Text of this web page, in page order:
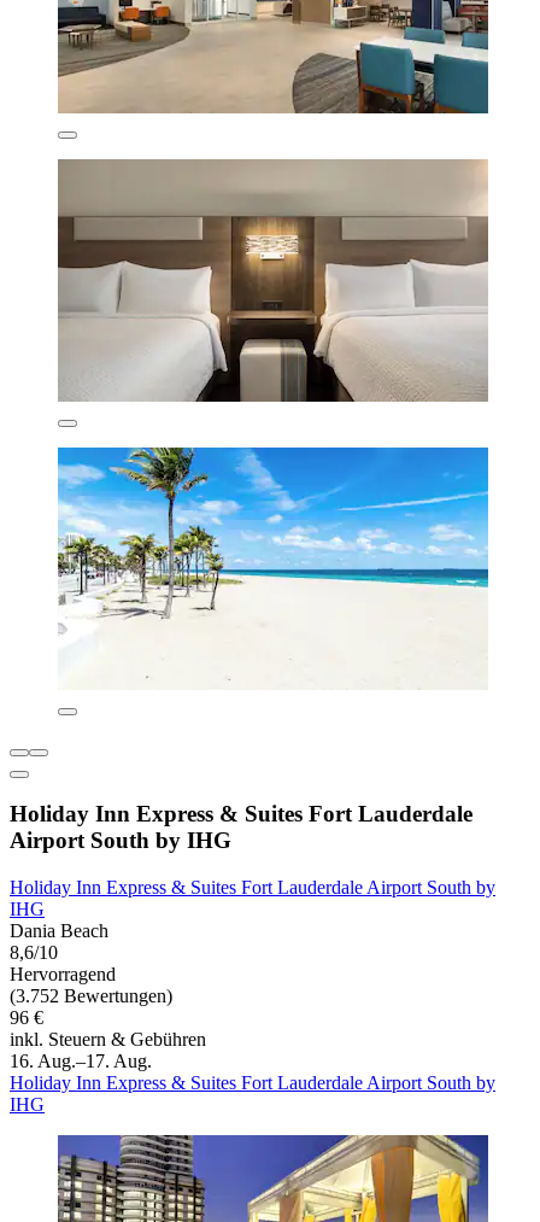
Holiday Inn Express & Suites Fort Lauderdale
Airport South by IHG
Holiday Inn Express & Suites Fort Lauderdale Airport South by
IHG
Dania Beach
8,6/10
Hervorragend
(3.752 Bewertungen)
96 €
inkl. Steuern & Gebühren
16. Aug.–17. Aug.
Holiday Inn Express & Suites Fort Lauderdale Airport South by
IHG